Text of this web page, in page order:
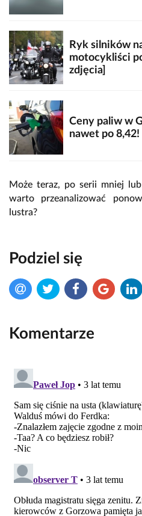
Ryk silników
motocykliści
zdjęcia]
Ceny paliw w
nawet po 8,42!
Może teraz, po serii mniej
warto przeanalizować
lustra?
Podziel się
Komentarze